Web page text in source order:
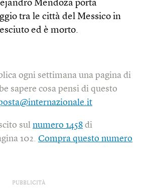
Mendoza porta
tra le città del Messico in
ed è morto.
ogni settimana una pagina di
sapere cosa pensi di questo
sul numero 1458 di
102. Compra questo numero
PUBBLICITÀ